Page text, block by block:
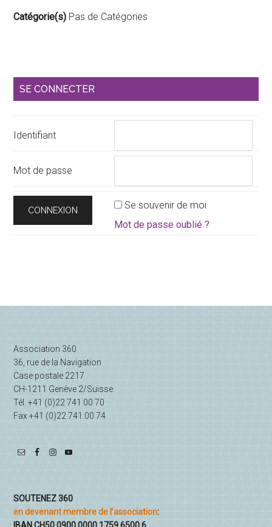
Catégorie(s) Pas de Catégories
Barre
principale
SE CONNECTER
Identifiant
Mot de passe
Se souvenir de moi
Mot de passe oublié ?
Association 360
36, rue de la Navigation
Case postale 2217
CH-1211 Genève 2/Suisse
Tél. +41 (0)22 741 00 70
Fax +41 (0)22 741 00 74
SOUTENEZ 360
en devenant membre de l’association: